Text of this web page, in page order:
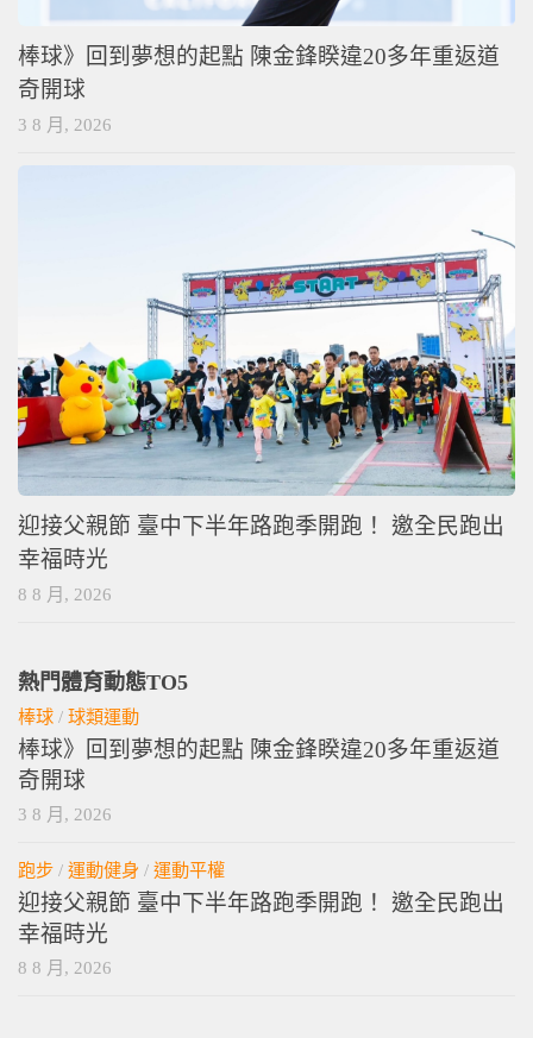
棒球》回到夢想的起點 陳金鋒睽違20多年重返道
奇開球
3 8 月, 2026
迎接父親節 臺中下半年路跑季開跑！ 邀全民跑出
幸福時光
8 8 月, 2026
熱門體育動態TO5
棒球 / 球類運動
棒球》回到夢想的起點 陳金鋒睽違20多年重返道
奇開球
3 8 月, 2026
跑步 / 運動健身 / 運動平權
迎接父親節 臺中下半年路跑季開跑！ 邀全民跑出
幸福時光
8 8 月, 2026